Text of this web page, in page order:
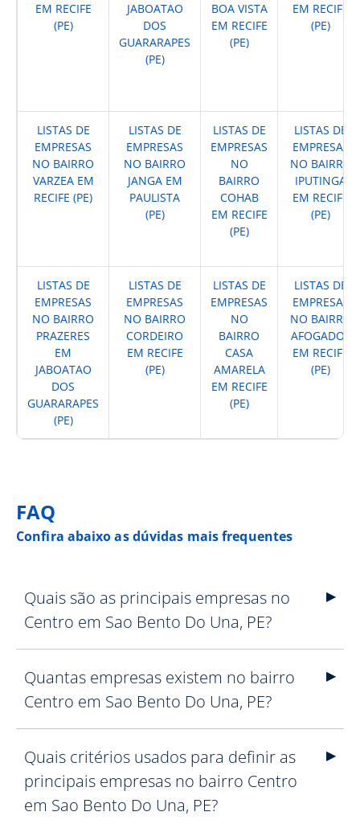
EM RECIFE
(PE)
JABOATAO
DOS
GUARARAPES
(PE)
BOA VISTA
EM RECIFE
(PE)
EM RECIFE
(PE)
LISTAS DE
EMPRESAS
NO BAIRRO
VARZEA EM
RECIFE (PE)
LISTAS DE
EMPRESAS
NO BAIRRO
JANGA EM
PAULISTA
(PE)
LISTAS DE
EMPRESAS
NO
BAIRRO
COHAB
EM RECIFE
(PE)
LISTAS DE
EMPRESAS
NO BAIRRO
IPUTINGA
EM RECIFE
(PE)
LISTAS DE
EMPRESAS
NO BAIRRO
PRAZERES
EM
JABOATAO
DOS
GUARARAPES
(PE)
LISTAS DE
EMPRESAS
NO BAIRRO
CORDEIRO
EM RECIFE
(PE)
LISTAS DE
EMPRESAS
NO
BAIRRO
CASA
AMARELA
EM RECIFE
(PE)
LISTAS DE
EMPRESAS
NO BAIRRO
AFOGADOS
EM RECIFE
(PE)
FAQ
Confira abaixo as dúvidas mais frequentes
Quais são as principais empresas no
Centro em Sao Bento Do Una, PE?
Quantas empresas existem no bairro
Centro em Sao Bento Do Una, PE?
Quais critérios usados para definir as
principais empresas no bairro Centro
em Sao Bento Do Una, PE?